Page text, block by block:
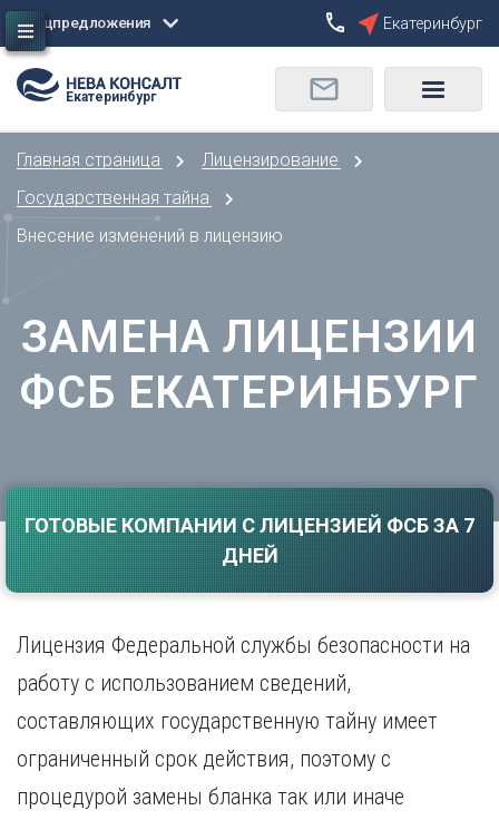
Сбросить
Москва
Санкт-Петербург
Архангельск
Астрахань
Барнаул
Белгород
Брянск
В
Владимир
Волгоград
Воронеж
Е
Иваново
Ижевск
Иркутск
К
О
Орел
Ростов-на-Дону
Рязань
Саранск
Саратов
Смоленск
Ставрополь
Т
Тамбов
Тверь
Тольятти
Томск
Спецпредложения Екатеринбург
Екатеринбург
Главная страница
Лицензирование
Государственная тайна
Внесение изменений в лицензию
ЗАМЕНА ЛИЦЕНЗИИ
ФСБ ЕКАТЕРИНБУРГ
ГОТОВЫЕ КОМПАНИИ С ЛИЦЕНЗИЕЙ ФСБ ЗА 7
ДНЕЙ
Лицензия Федеральной службы безопасности на
работу с использованием сведений,
составляющих государственную тайну имеет
ограниченный срок действия, поэтому с
процедурой замены бланка так или иначе